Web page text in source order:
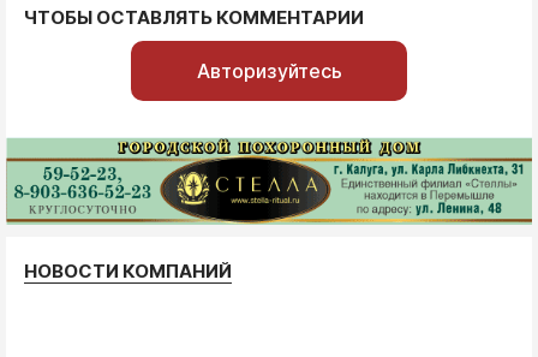
ЧТОБЫ ОСТАВЛЯТЬ КОММЕНТАРИИ
Авторизуйтесь
НОВОСТИ КОМПАНИЙ